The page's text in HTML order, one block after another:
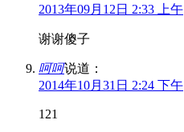
2013年09月12日 2:33 上午
谢谢傻子
呵呵说道：
2014年10月31日 2:24 下午
121